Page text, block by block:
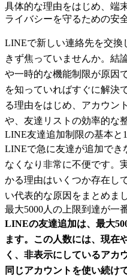
具体的な理由をはじめ、端
ライバシーを守るための安
LINEで新しい連絡先を交換
きず焦っていませんか。結
や一時的な機能制限が原因
を知っていればすぐに解決
る理由をはじめ、アカウン
や、友達リストの効率的な
LINE友達追加制限の基本と
LINEで急に友達が追加でき
なくなり非常に不便です。
かる理由はいくつか存在し
い代表的な原因をまとめまし
最大5000人の上限到達が一
LINEの友達追加は、最大
ます。この人数には、現在
く、非表示にしているアカ
同じアカウントを使い続け